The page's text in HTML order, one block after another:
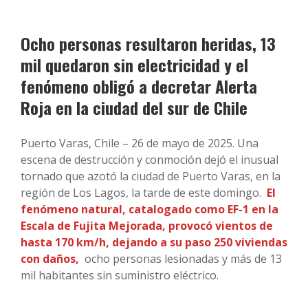
Ocho personas resultaron heridas, 13
mil quedaron sin electricidad y el
fenómeno obligó a decretar Alerta
Roja en la ciudad del sur de Chile
Puerto Varas, Chile – 26 de mayo de 2025. Una
escena de destrucción y conmoción dejó el inusual
tornado que azotó la ciudad de Puerto Varas, en la
región de Los Lagos, la tarde de este domingo. El
fenómeno natural, catalogado como EF-1 en la
Escala de Fujita Mejorada, provocó vientos de
hasta 170 km/h, dejando a su paso 250 viviendas
con daños, ocho personas lesionadas y más de 13
mil habitantes sin suministro eléctrico.